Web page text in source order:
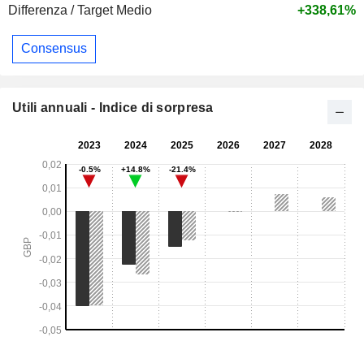
Differenza / Target Medio
+338,61%
Consensus
Utili annuali - Indice di sorpresa